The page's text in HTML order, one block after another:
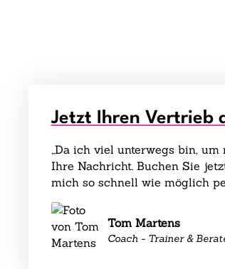
Jetzt Ihren Vertrieb
„Da ich viel unterwegs bin,
Ihre Nachricht. Buchen Sie
mich so schnell wie möglich
Tom Martens
Coach - Trainer &